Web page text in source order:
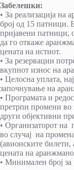
Забелешки:
• За реализација на
број од 15 патници.
пријавени патници,
да го откаже
цената на истиот.
• За резервации
вкупнот износ на
• Целосна уплата,
започнување на
• Програмата и
претрпи промени во
други објективни
• Организаторот на
во случај на
(авионските билети,
цената на
• Минимален број за